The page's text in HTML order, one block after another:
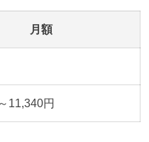
月額
11,340円